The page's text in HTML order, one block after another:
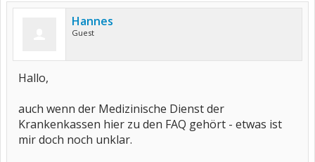
Hannes
Guest
Hallo,
auch wenn der Medizinische Dienst der
Krankenkassen hier zu den FAQ gehört - etwas ist
mir doch noch unklar.